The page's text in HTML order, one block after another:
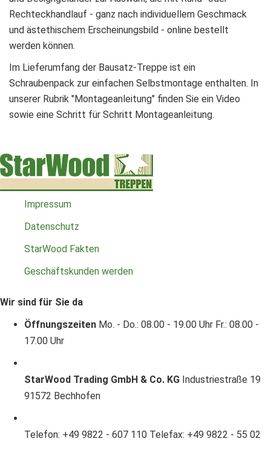
Rechteckhandlauf - ganz nach individuellem Geschmack
und ästethischem Erscheinungsbild - online bestellt
werden können.
Im Lieferumfang der Bausatz-Treppe ist ein
Schraubenpack zur einfachen Selbstmontage enthalten. In
unserer Rubrik "Montageanleitung" finden Sie ein Video
sowie eine Schritt für Schritt Montageanleitung.
Impressum
Datenschutz
StarWood Fakten
Geschäftskunden werden
Wir sind für Sie da
Öffnungszeiten Mo. - Do.: 08.00 - 19.00 Uhr Fr.: 08.00 -
17.00 Uhr
StarWood Trading GmbH & Co. KG Industriestraße 19
91572 Bechhofen
Telefon: +49 9822 - 607 110 Telefax: +49 9822 - 55 02